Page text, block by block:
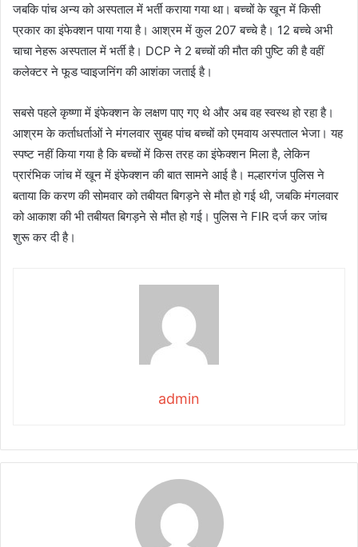
जबकि पांच अन्य को अस्पताल में भर्ती कराया गया था। बच्चों के खून में किसी
प्रकार का इंफेक्शन पाया गया है। आश्रम में कुल 207 बच्चे है। 12 बच्चे अभी
चाचा नेहरू अस्पताल में भर्ती है। DCP ने 2 बच्चों की मौत की पुष्टि की है वहीं
कलेक्टर ने फूड प्वाइजनिंग की आशंका जताई है।
सबसे पहले कृष्णा में इंफेक्शन के लक्षण पाए गए थे और अब वह स्वस्थ हो रहा है।
आश्रम के कर्ताधर्ताओं ने मंगलवार सुबह पांच बच्चों को एमवाय अस्पताल भेजा। यह
स्पष्ट नहीं किया गया है कि बच्चों में किस तरह का इंफेक्शन मिला है, लेकिन
प्रारंभिक जांच में खून में इंफेक्शन की बात सामने आई है। मल्हारगंज पुलिस ने
बताया कि करण की सोमवार को तबीयत बिगड़ने से मौत हो गई थी, जबकि मंगलवार
को आकाश की भी तबीयत बिगड़ने से मौत हो गई। पुलिस ने FIR दर्ज कर जांच
शुरू कर दी है।
admin